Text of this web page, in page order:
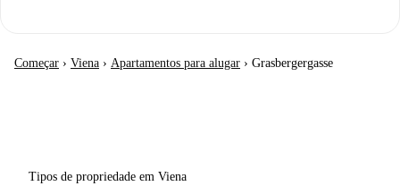
Começar › Viena › Apartamentos para alugar › Grasbergergasse
Tipos de propriedade em Viena